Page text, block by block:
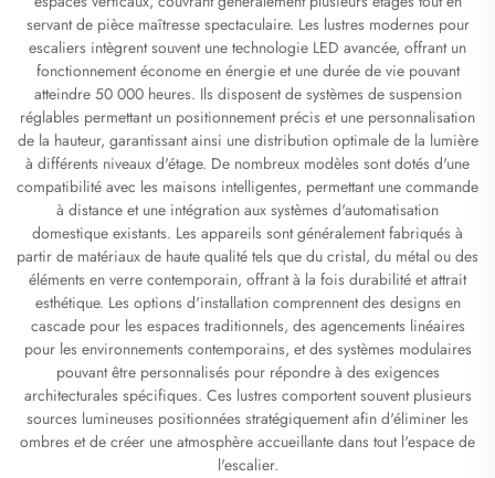
servant de pièce maîtresse spectaculaire. Les lustres modernes pour
escaliers intègrent souvent une technologie LED avancée, offrant un
fonctionnement économe en énergie et une durée de vie pouvant
atteindre 50 000 heures. Ils disposent de systèmes de suspension
réglables permettant un positionnement précis et une personnalisation
de la hauteur, garantissant ainsi une distribution optimale de la lumière
à différents niveaux d'étage. De nombreux modèles sont dotés d'une
compatibilité avec les maisons intelligentes, permettant une commande
à distance et une intégration aux systèmes d'automatisation
domestique existants. Les appareils sont généralement fabriqués à
partir de matériaux de haute qualité tels que du cristal, du métal ou des
éléments en verre contemporain, offrant à la fois durabilité et attrait
esthétique. Les options d'installation comprennent des designs en
cascade pour les espaces traditionnels, des agencements linéaires
pour les environnements contemporains, et des systèmes modulaires
pouvant être personnalisés pour répondre à des exigences
architecturales spécifiques. Ces lustres comportent souvent plusieurs
sources lumineuses positionnées stratégiquement afin d'éliminer les
ombres et de créer une atmosphère accueillante dans tout l'espace de
l'escalier.